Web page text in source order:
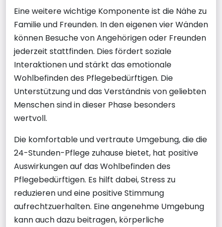
Eine weitere wichtige Komponente ist die Nähe zu
Familie und Freunden. In den eigenen vier Wänden
können Besuche von Angehörigen oder Freunden
jederzeit stattfinden. Dies fördert soziale
Interaktionen und stärkt das emotionale
Wohlbefinden des Pflegebedürftigen. Die
Unterstützung und das Verständnis von geliebten
Menschen sind in dieser Phase besonders
wertvoll.
Die komfortable und vertraute Umgebung, die die
24-Stunden-Pflege zuhause bietet, hat positive
Auswirkungen auf das Wohlbefinden des
Pflegebedürftigen. Es hilft dabei, Stress zu
reduzieren und eine positive Stimmung
aufrechtzuerhalten. Eine angenehme Umgebung
kann auch dazu beitragen, körperliche